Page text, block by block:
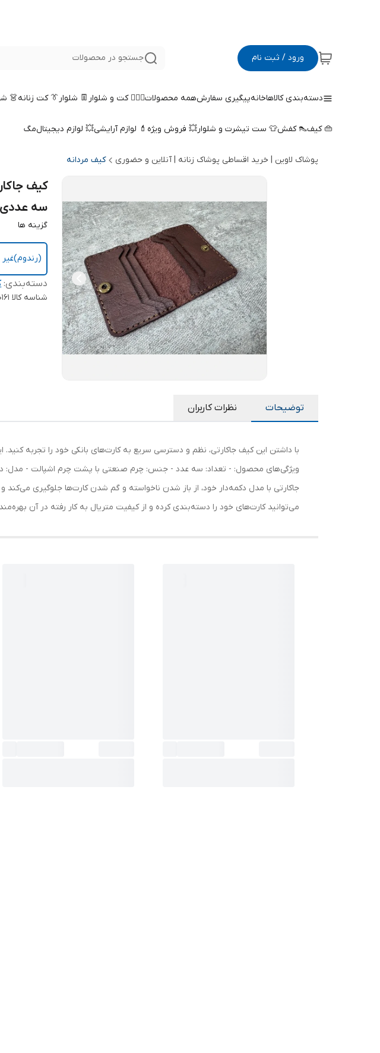
ورود / ثبت نام جستجو در محصولات
دسته‌بندی کالاهاخانهپیگیری سفارشهمه محصولات🤵🏻‍♀️ کت و شلوار 👖 شلوار👔 کت زنانه👗
👜 کیف👠 کفش👕 ست تیشرت و شلوار💥 فروش ویژه 💄 لوازم آرایشی💥 لوازم دیجیتالمگ
پوشاک لاوین | خرید اقساطی پوشاک زنانه | آنلاین و حضوری کیف مردانه
کیف
سه عددی
گزینه ها
(رندوم)غیر
دسته‌بندی:
شناسه کالا
توضیحات نظرات کاربران
با داشتن این کیف جاکارتی، نظم و دسترسی سریع به کارت‌های بانکی خود را تجربه
ویژگی‌های محصول: - تعداد: سه عدد - جنس: چرم صنعتی با پشت چرم اشپالت - مدل:
جاکارتی با مدل دکمه‌دار خود، از باز شدن ناخواسته و گم شدن کارت‌ها جلوگیری
می‌توانید کارت‌های خود را دسته‌بندی کرده و از کیفیت متریال به کار رفته در آن